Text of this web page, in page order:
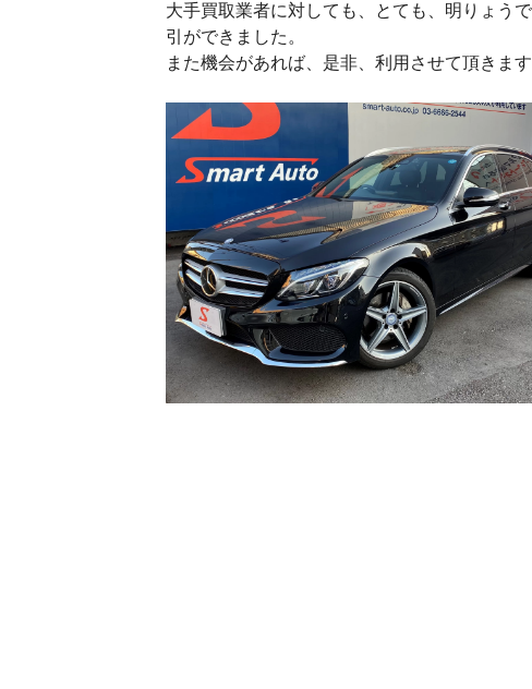
大手買取業者に対しても、とても、明りょう
引ができました。
また機会があれば、是非、利用させて頂きます